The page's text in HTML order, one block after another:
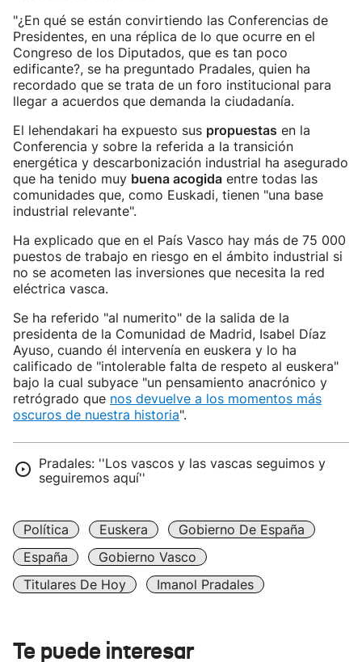
"¿En qué se están convirtiendo las Conferencias de
Presidentes, en una réplica de lo que ocurre en el
Congreso de los Diputados, que es tan poco
edificante?, se ha preguntado Pradales, quien ha
recordado que se trata de un foro institucional para
llegar a acuerdos que demanda la ciudadanía.
El lehendakari ha expuesto sus propuestas en la
Conferencia y sobre la referida a la transición
energética y descarbonización industrial ha asegurado
que ha tenido muy buena acogida entre todas las
comunidades que, como Euskadi, tienen "una base
industrial relevante".
Ha explicado que en el País Vasco hay más de 75 000
puestos de trabajo en riesgo en el ámbito industrial si
no se acometen las inversiones que necesita la red
eléctrica vasca.
Se ha referido "al numerito" de la salida de la
presidenta de la Comunidad de Madrid, Isabel Díaz
Ayuso, cuando él intervenía en euskera y lo ha
calificado de "intolerable falta de respeto al euskera"
bajo la cual subyace "un pensamiento anacrónico y
retrógrado que nos devuelve a los momentos más
oscuros de nuestra historia".
Pradales: ''Los vascos y las vascas seguimos y
seguiremos aquí''
Política Euskera
Gobierno De España
España
Gobierno Vasco
Titulares De Hoy
Imanol Pradales
Te puede interesar